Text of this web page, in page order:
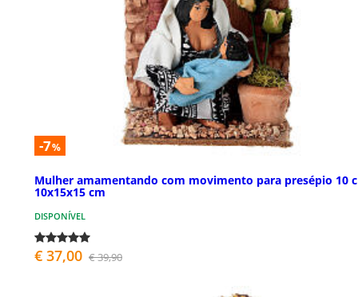
-7%
Mulher amamentando com movimento para presépio 10
10x15x15 cm
DISPONÍVEL
€ 37,00 € 39,90